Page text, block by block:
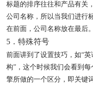
标题的排序往往和产品有关
公司名称，所以当我们进行
在前面，公司名称放在最后。
5．特殊符号
前面讲到了设置技巧，如“
构”，这个时候我们会看到
擎所做的一个区分，即关键